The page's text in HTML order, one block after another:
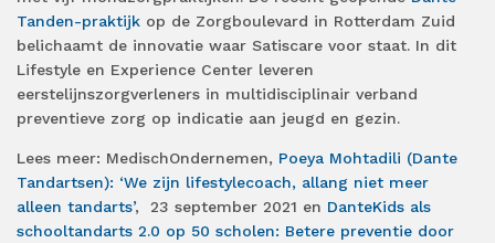
Tanden-praktijk op de Zorgboulevard in Rotterdam Zuid
belichaamt de innovatie waar Satiscare voor staat. In dit
Lifestyle en Experience Center leveren
eerstelijnszorgverleners in multidisciplinair verband
preventieve zorg op indicatie aan jeugd en gezin.
Lees meer: MedischOndernemen, Poeya Mohtadili (Dante
Tandartsen): ‘We zijn lifestylecoach, allang niet meer
alleen tandarts’, 23 september 2021 en DanteKids als
schooltandarts 2.0 op 50 scholen: Betere preventie door